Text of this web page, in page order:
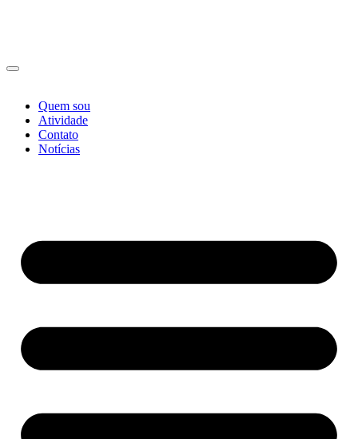
Quem sou
Atividade
Contato
Notícias